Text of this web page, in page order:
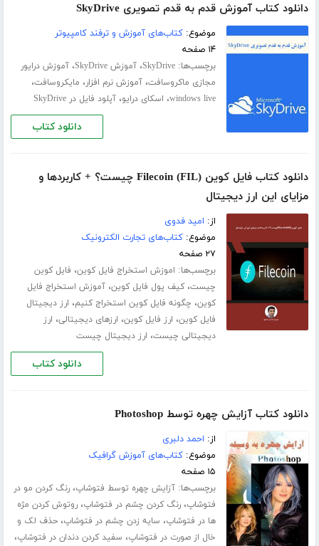
دانلود کتاب آموزش قدم به قدم تصویری SkyDrive
موضوع:کتاب‌های آموزش و ترفند کامپیوتر
۱۴ صفحه
برچسب‌ها:SkyDrive،آموزش SkyDrive ،آموزش درایور
مجازی ماکروسافت،آموزش نرم افزار، مایکروسافت،
windows live، اسکای درایو،آپلود فایل در SkyDrive
دانلود کتاب
دانلود کتاب فایل کوین (Filecoin (FIL چیست؟ + کاربردها و
مزایای این ارز دیجیتال
از: امید فدوی
موضوع:کتاب‌های تجارت الکترونیک
۲۷ صفحه
برچسب‌ها: اموزش استخراج فایل کوین، فایل کوین
چیست،کیف پول فایل کوین،آموزش استخراج فایل
کوین، چگونه فایل کوین استخراج کنیم، ارز دیجیتال
فایل کوین، ارز فایل کوین، ارزهای دیجیتالی، ارز
دیجیتالی چیست، ارز دیجیتال چیست
دانلود کتاب
دانلود کتاب آزایش چهره توسط Photoshop
از: احمد دلبری
موضوع:کتاب‌های آموزش گرافیک
۱۵ صفحه
برچسب‌ها:آزایش چهره توسط فتوشاپ،رنگ کردن مو در
فتوشاپ،رنگ کردن چشم در فتوشاپ،روتوش کردن مژه
ها در فتوشاپ، سایه زدن چشم در فتوشاپ،حذف لک و
خال از صورت در فتوشاپ، سفید کردن دندان در فتوشاپ،